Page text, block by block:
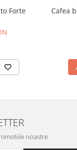
Forte
Cafea
noastre